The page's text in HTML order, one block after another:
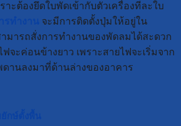
าะต้องยึดใบพัดเข้ากับตัวเครื่องทีละใบ
จะมีการติดตั้งปุ่มให้อยู่ใน
ารถสั่งการทำงานของพัดลมได้สะดวก
ฟจะค่อนข้างยาว เพราะสายไฟจะเริ่มจาก
านลงมาที่ด้านล่างของอาคาร